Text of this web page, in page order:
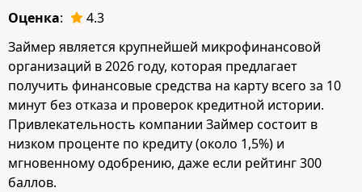
Оценка:
4.3
Займер является крупнейшей микрофинансовой
организаций в 2026 году, которая предлагает
получить финансовые средства на карту всего за 10
минут без отказа и проверок кредитной истории.
Привлекательность компании Займер состоит в
низком проценте по кредиту (около 1,5%) и
мгновенному одобрению, даже если рейтинг 300
баллов.